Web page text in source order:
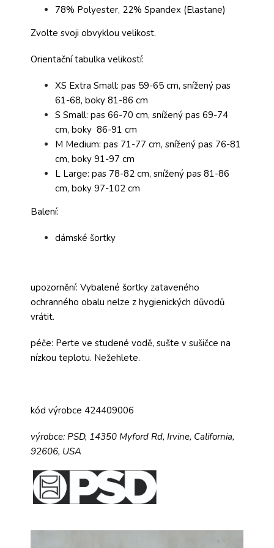
78% Polyester, 22% Spandex (Elastane)
Zvolte svoji obvyklou velikost.
Orientační tabulka velikostí:
XS Extra Small: pas 59-65 cm, snížený pas
61-68, boky 81-86 cm
S Small: pas 66-70 cm, snížený pas 69-74
cm, boky 86-91 cm
M Medium: pas 71-77 cm, snížený pas 76-81
cm, boky 91-97 cm
L Large: pas 78-82 cm, snížený pas 81-86
cm, boky 97-102 cm
Balení:
dámské šortky
upozornění: Vybalené šortky zataveného
ochranného obalu nelze z hygienických důvodů
vrátit.
péče: Perte ve studené vodě, sušte v sušičce na
nízkou teplotu. Nežehlete.
kód výrobce 424409006
výrobce: PSD, 14350 Myford Rd, Irvine, California,
92606, USA